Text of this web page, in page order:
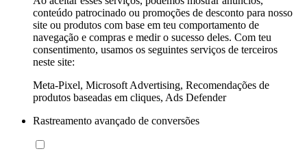
conteúdo patrocinado ou promoções de desconto para nosso
site ou produtos com base em teu comportamento de
navegação e compras e medir o sucesso deles. Com teu
consentimento, usamos os seguintes serviços de terceiros
neste site:
Meta-Pixel, Microsoft Advertising, Recomendações de
produtos baseadas em cliques, Ads Defender
Rastreamento avançado de conversões